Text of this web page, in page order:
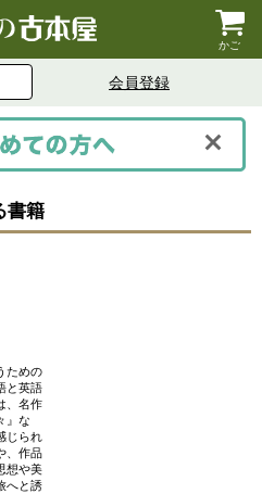
かご
会員登録
書籍
ための
と英語
、名作
』な
じられ
、作品
想や美
へと誘